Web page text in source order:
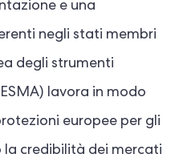
e una
negli stati membri
degli strumenti
lavora in modo
europee per gli
credibilità dei mercati